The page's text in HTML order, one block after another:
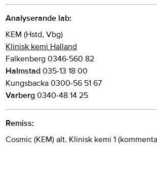
Analyserande lab:
KEM (Hstd, Vbg)
Klinisk kemi Halland
Falkenberg 0346-560 82
Halmstad 035-13 18 00
Kungsbacka 0300-56 51 67
Varberg 0340-48 14 25
Remiss:
Cosmic (KEM) alt. Klinisk kemi 1